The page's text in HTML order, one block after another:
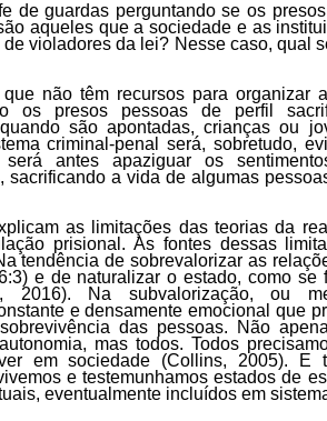
de guardas perguntando se os
aqueles que a sociedade e as
violadores da lei? Nesse caso, qual
não têm recursos para organizar
os presos pessoas de perfil
são apontadas, crianças ou
criminal-penal será, sobretudo,
antes apaziguar os
sacrificando a vida de algumas
as limitações das teorias da
prisional. As fontes dessas
tendência de sobrevalorizar as
e de naturalizar o estado, como se
2016). Na subvalorização, ou
e densamente emocional que
das pessoas. Não
mas todos. Todos
em sociedade (Collins, 2005). E
e testemunhamos estados de
eventualmente incluídos em